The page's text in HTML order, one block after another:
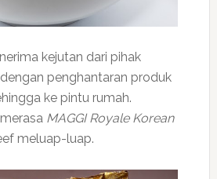
kejutan dari pihak
penghantaran produk
ke pintu rumah.
MAGGI Royale Korean
meluap-luap.